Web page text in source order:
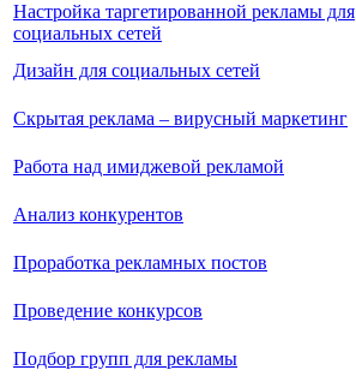
Настройка таргетированной рекламы для
социальных сетей
Дизайн для социальных сетей
Скрытая реклама – вирусный маркетинг
Работа над имиджевой рекламой
Анализ конкурентов
Проработка рекламных постов
Проведение конкурсов
Подбор групп для рекламы